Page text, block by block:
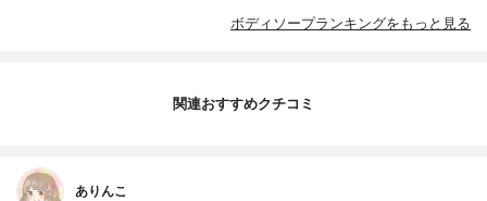
ボディソープランキングをもっと見る
関連おすすめクチコミ
ありんこ